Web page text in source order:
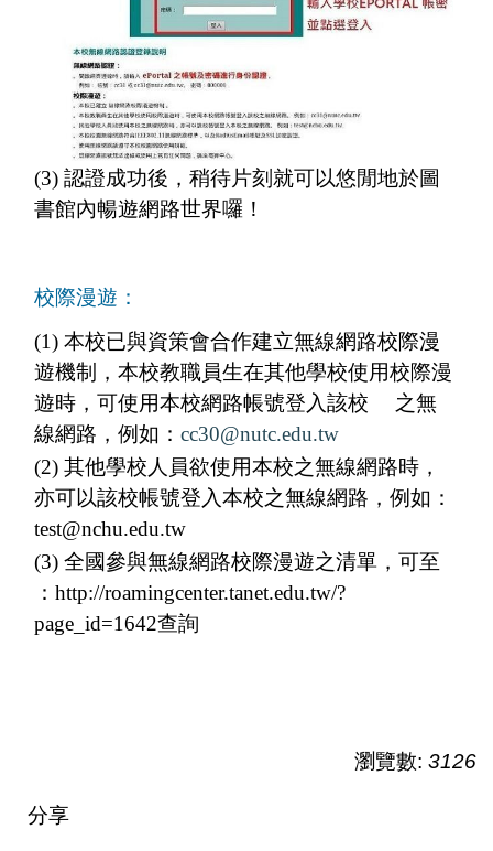
(3) 認證成功後，稍待片刻就可以悠閒地於圖
書館內暢遊網路世界囉！
校際漫遊：
(1) 本校已與資策會合作建立無線網路校際漫
遊機制，本校教職員生在其他學校使用校際漫
遊時，可使用本校網路帳號登入該校 之無
線網路，例如： cc30@nutc.edu.tw
(2) 其他學校人員欲使用本校之無線網路時，
亦可以該校帳號登入本校之無線網路，例如：
test@nchu.edu.tw
(3) 全國參與無線網路校際漫遊之清單，可至
：http://roamingcenter.tanet.edu.tw/?
page_id=1642查詢
瀏覽數: 3126
分享